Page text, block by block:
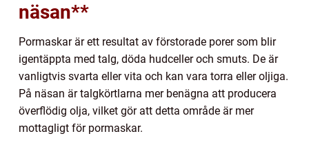
näsan**
Pormaskar är ett resultat av förstorade porer som blir
igentäppta med talg, döda hudceller och smuts. De är
vanligtvis svarta eller vita och kan vara torra eller oljiga.
På näsan är talgkörtlarna mer benägna att producera
överflödig olja, vilket gör att detta område är mer
mottagligt för pormaskar.